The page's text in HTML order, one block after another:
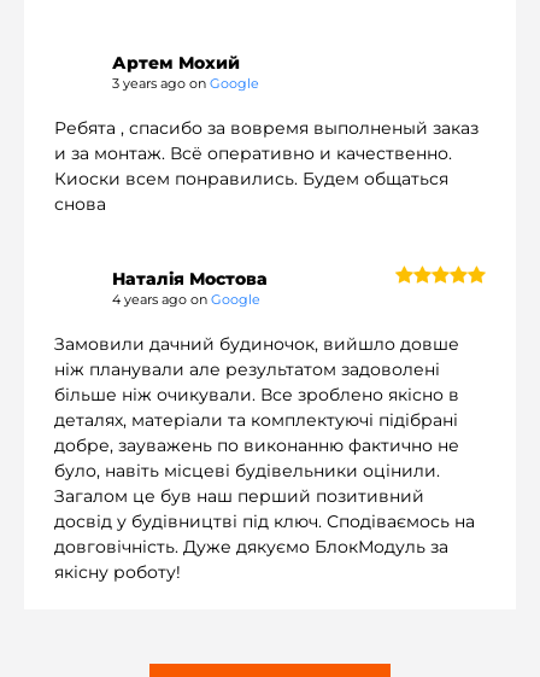
Артем Мохий
3 years ago on Google
Ребята , спасибо за вовремя выполненый заказ
и за монтаж. Всё оперативно и качественно.
Киоски всем понравились. Будем общаться
снова
Наталія Мостова
4 years ago on Google
Замовили дачний будиночок, вийшло довше
ніж планували але результатом задоволені
більше ніж очикували. Все зроблено якісно в
деталях, матеріали та комплектуючі підібрані
добре, зауважень по виконанню фактично не
було, навіть місцеві будівельники оцінили.
Загалом це був наш перший позитивний
досвід у будівництві під ключ. Сподіваємось на
довговічність. Дуже дякуємо БлокМодуль за
якісну роботу!